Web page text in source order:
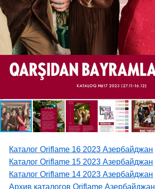
Каталог Oriflame 16 2023 Азербайджан
Каталог Oriflame 15 2023 Азербайджан
Каталог Oriflame 14 2023 Азербайджан
Архив каталогов Oriflame Азербайджан